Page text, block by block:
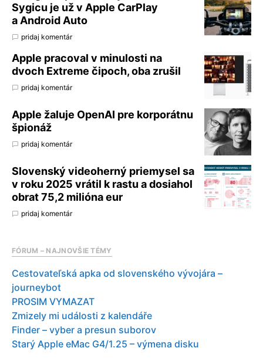
Sygicu je už v Apple CarPlay
a Android Auto
pridaj komentár
Apple pracoval v minulosti na
dvoch Extreme čipoch, oba zrušil
pridaj komentár
Apple žaluje OpenAI pre korporátnu
špionáž
pridaj komentár
Slovenský videoherný priemysel sa
v roku 2025 vrátil k rastu a dosiahol
obrat 75,2 milióna eur
pridaj komentár
FÓRUM – NAJNOVŠIE TÉMY
Cestovateľská apka od slovenského vývojára –
journeybot
PROSIM VYMAZAT
Zmizely mi události z kalendáře
Finder – vyber a presun suborov
Starý Apple eMac G4/1.25 – výmena disku